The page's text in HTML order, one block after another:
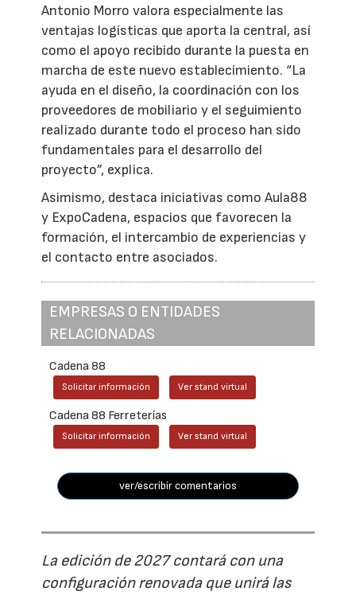
Antonio Morro valora especialmente las
ventajas logísticas que aporta la central, así
como el apoyo recibido durante la puesta en
marcha de este nuevo establecimiento. “La
ayuda en el diseño, la coordinación con los
proveedores de mobiliario y el seguimiento
realizado durante todo el proceso han sido
fundamentales para el desarrollo del
proyecto”, explica.
Asimismo, destaca iniciativas como Aula88
y ExpoCadena, espacios que favorecen la
formación, el intercambio de experiencias y
el contacto entre asociados.
EMPRESAS O ENTIDADES
RELACIONADAS
Cadena 88
Solicitar información Ver stand virtual
Cadena 88 Ferreterías
Solicitar información Ver stand virtual
ver/escribir comentarios
La edición de 2027 contará con una
configuración renovada que unirá las